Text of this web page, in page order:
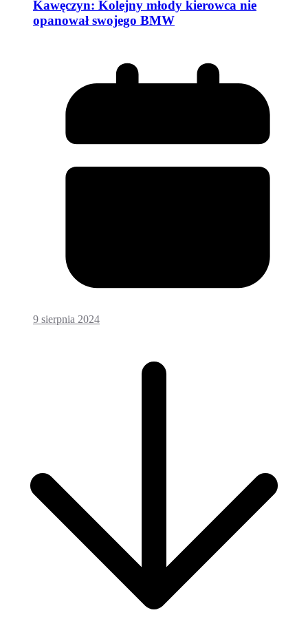
Kawęczyn: Kolejny młody kierowca nie
opanował swojego BMW
9 sierpnia 2024